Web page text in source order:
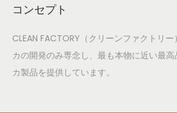
コンセプト
CLEAN FACTORY（クリーンファクトリ
カの開発のみ専念し、最も本物に近い最
カ製品を提供しています。